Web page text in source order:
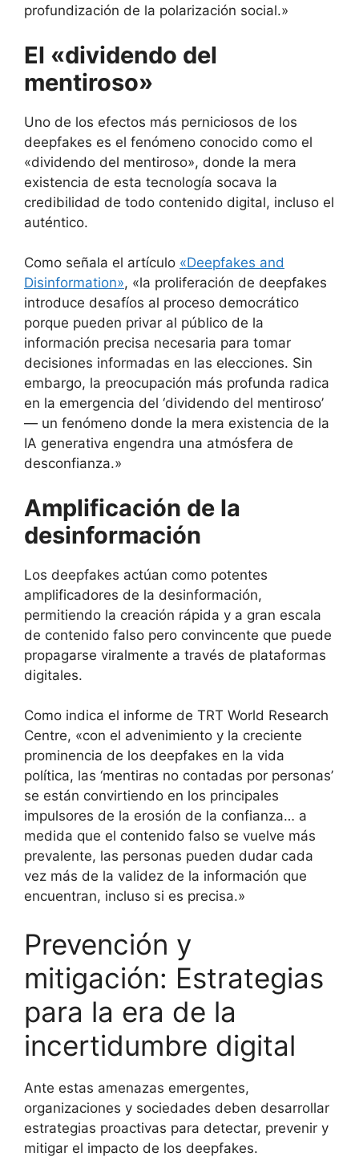
profundización de la polarización social.»
El «dividendo del
mentiroso»
Uno de los efectos más perniciosos de los
deepfakes es el fenómeno conocido como el
«dividendo del mentiroso», donde la mera
existencia de esta tecnología socava la
credibilidad de todo contenido digital, incluso el
auténtico.
Como señala el artículo «Deepfakes and
Disinformation», «la proliferación de deepfakes
introduce desafíos al proceso democrático
porque pueden privar al público de la
información precisa necesaria para tomar
decisiones informadas en las elecciones. Sin
embargo, la preocupación más profunda radica
en la emergencia del ‘dividendo del mentiroso’
— un fenómeno donde la mera existencia de la
IA generativa engendra una atmósfera de
desconfianza.»
Amplificación de la
desinformación
Los deepfakes actúan como potentes
amplificadores de la desinformación,
permitiendo la creación rápida y a gran escala
de contenido falso pero convincente que puede
propagarse viralmente a través de plataformas
digitales.
Como indica el informe de TRT World Research
Centre, «con el advenimiento y la creciente
prominencia de los deepfakes en la vida
política, las ‘mentiras no contadas por personas’
se están convirtiendo en los principales
impulsores de la erosión de la confianza… a
medida que el contenido falso se vuelve más
prevalente, las personas pueden dudar cada
vez más de la validez de la información que
encuentran, incluso si es precisa.»
Prevención y
mitigación: Estrategias
para la era de la
incertidumbre digital
Ante estas amenazas emergentes,
organizaciones y sociedades deben desarrollar
estrategias proactivas para detectar, prevenir y
mitigar el impacto de los deepfakes.